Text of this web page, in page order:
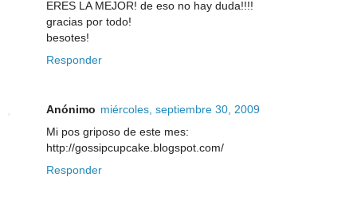
ERES LA MEJOR! de eso no hay duda!!!!
gracias por todo!
besotes!
Responder
Anónimo miércoles, septiembre 30, 2009
Mi pos griposo de este mes:
http://gossipcupcake.blogspot.com/
Responder